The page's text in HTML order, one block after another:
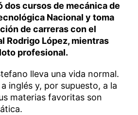
dos cursos de mecánica de
Nacional y toma
de carreras con el
Rodrigo López, mientras
profesional.
lleva una vida normal.
inglés y, por supuesto, a la
materias favoritas son